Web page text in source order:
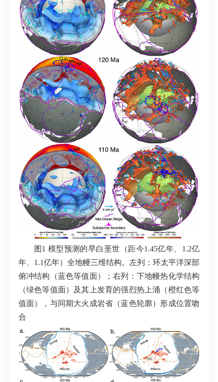
图1 模型预测的早白垩世（距今1.45亿年、1.2亿
年、1.1亿年）全地幔三维结构。左列：环太平洋深部
俯冲结构（蓝色等值面）；右列：下地幔热化学结构
（绿色等值面）及其上发育的强烈热上涌（橙红色等
值面），与同期大火成岩省（蓝色轮廓）形成位置吻
合